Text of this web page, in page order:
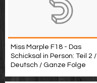
Miss Marple F18 - Das
Schicksal in Person: Teil 2 /
Deutsch / Ganze Folge